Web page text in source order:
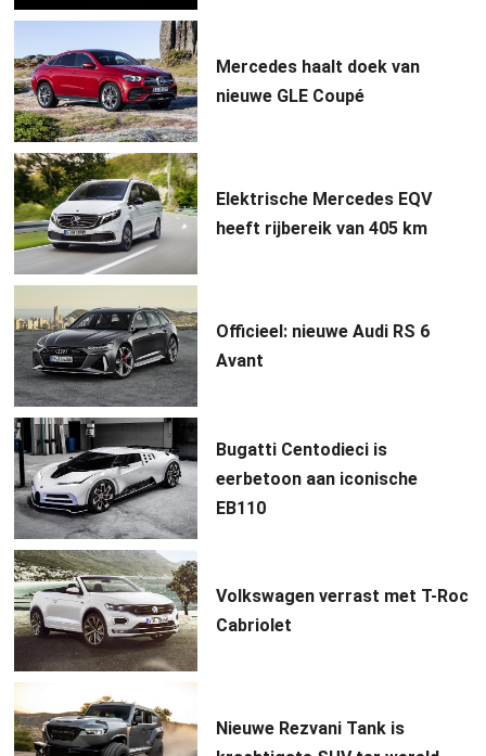
Mercedes haalt doek van
nieuwe GLE Coupé
Elektrische Mercedes EQV
heeft rijbereik van 405 km
Officieel: nieuwe Audi RS 6
Avant
Bugatti Centodieci is
eerbetoon aan iconische
EB110
Volkswagen verrast met T-Roc
Cabriolet
Nieuwe Rezvani Tank is